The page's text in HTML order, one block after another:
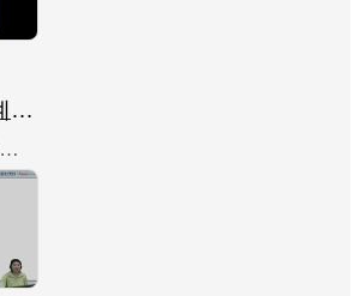
차로배우는세계문화
안소영